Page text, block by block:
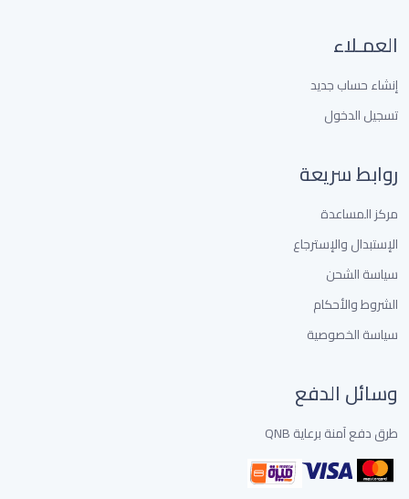
العمـلاء
إنشاء حساب جديد
تسجيل الدخول
روابط سريعة
مركز المساعدة
الإستبدال والإسترجاع
سياسة الشحن
الشروط والأحكام
سياسة الخصوصية
وسائل الدفع
طرق دفع آمنة برعاية QNB